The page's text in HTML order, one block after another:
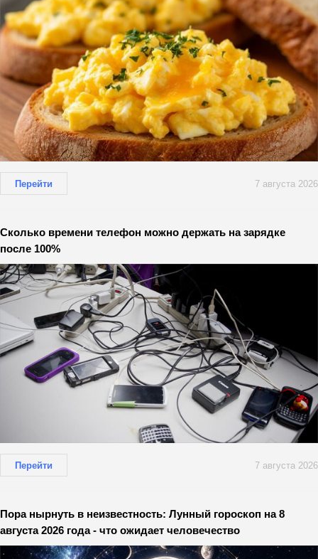
Перейти 7 августа 2026
Сколько времени телефон можно держать на зарядке
после 100%
Перейти 7 августа 2026
Пора нырнуть в неизвестность: Лунный гороскоп на 8
августа 2026 года - что ожидает человечество